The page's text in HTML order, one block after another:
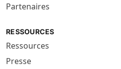
Partenaires
RESSOURCES
Ressources
Presse